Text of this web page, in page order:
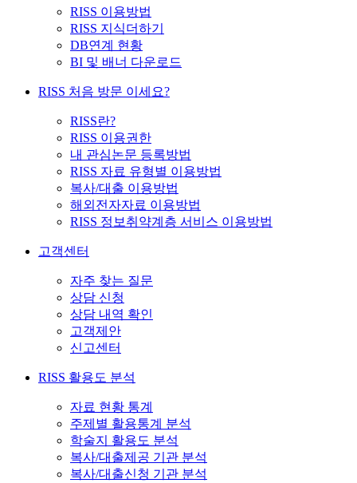
RISS 이용방법
RISS 지식더하기
DB연계 현황
BI 및 배너 다운로드
RISS 처음 방문 이세요?
RISS란?
RISS 이용권한
내 관심논문 등록방법
RISS 자료 유형별 이용방법
복사/대출 이용방법
해외전자자료 이용방법
RISS 정보취약계층 서비스 이용방법
고객센터
자주 찾는 질문
상담 신청
상담 내역 확인
고객제안
신고센터
RISS 활용도 분석
자료 현황 통계
주제별 활용통계 분석
학술지 활용도 분석
복사/대출제공 기관 분석
복사/대출신청 기관 분석